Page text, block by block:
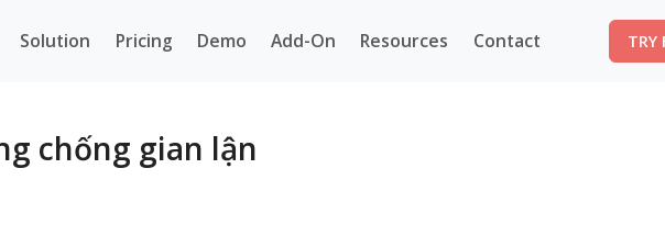
Solution Pricing Demo Add-On Resources Contact TRY
chống gian lận